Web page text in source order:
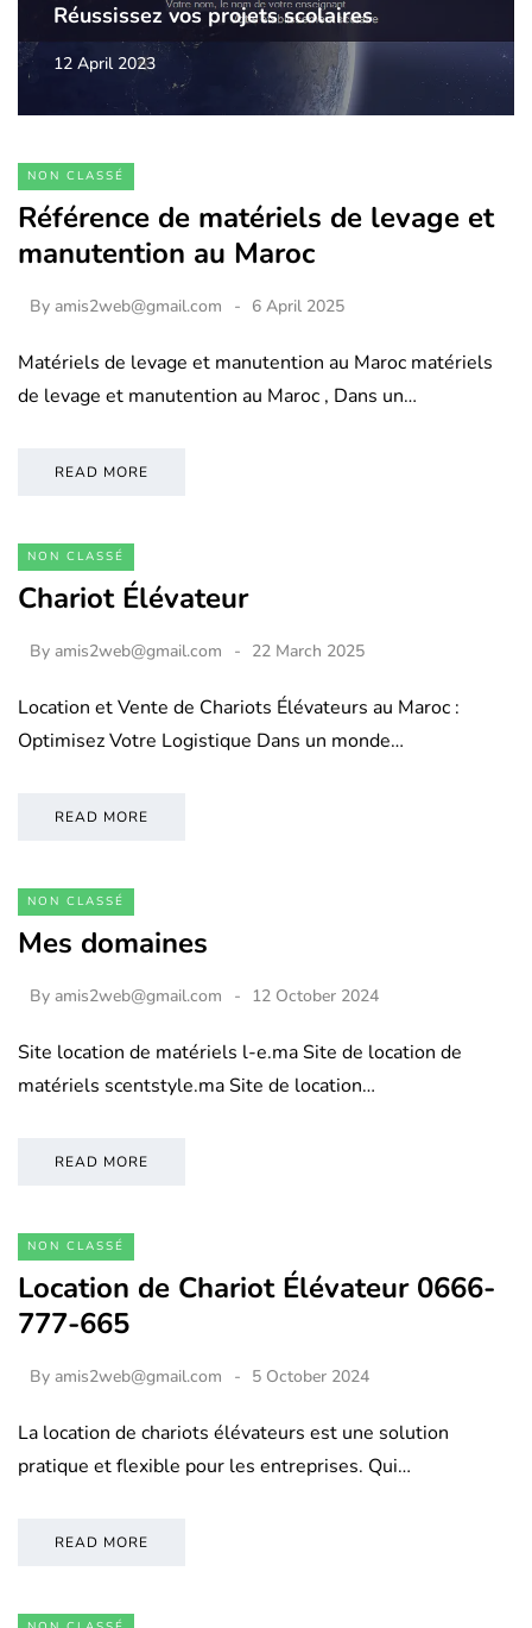
Réussissez vos projets scolaires
12 April 2023
NON CLASSÉ
Référence de matériels de levage et
manutention au Maroc
By amis2web@gmail.com 6 April 2025
Matériels de levage et manutention au Maroc matériels
de levage et manutention au Maroc , Dans un…
READ MORE
NON CLASSÉ
Chariot Élévateur
By amis2web@gmail.com 22 March 2025
Location et Vente de Chariots Élévateurs au Maroc :
Optimisez Votre Logistique Dans un monde…
READ MORE
NON CLASSÉ
Mes domaines
By amis2web@gmail.com 12 October 2024
Site location de matériels l-e.ma Site de location de
matériels scentstyle.ma Site de location…
READ MORE
NON CLASSÉ
Location de Chariot Élévateur 0666-
777-665
By amis2web@gmail.com 5 October 2024
La location de chariots élévateurs est une solution
pratique et flexible pour les entreprises. Qui…
READ MORE